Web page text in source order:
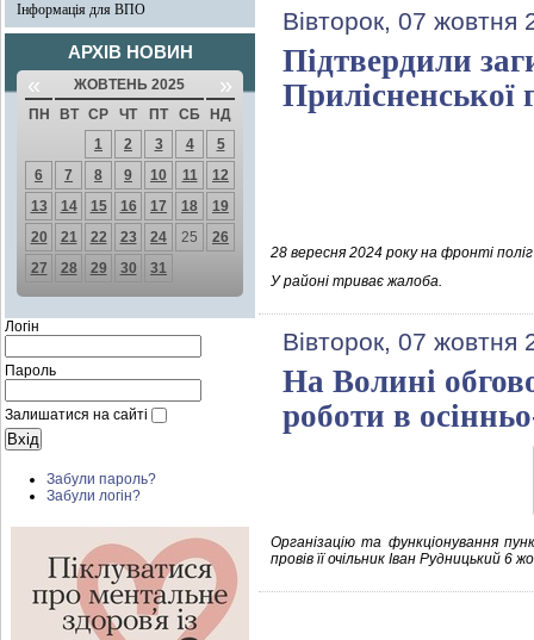
Інформація для ВПО
АРХІВ НОВИН
« ЖОВТЕНЬ 2025 »
ПН ВТ СР ЧТ ПТ СБ
НД
1
2 3 4
5
6
7 8 9 10 11
12
13
14 15 16 17 18
19
20
21 22 23 24 25
26
27
28 29 30 31
Логін
Пароль
Залишатися на сайті
Забули пароль?
Забули логін?
Вівторок, 07 жовтня
Підтвердили
Прилісненської
28 вересня 2024 року на фронті
У районі триває жалоба.
Вівторок, 07 жовтня
На Волині
роботи в
Організацію та функціонування
провів її очільник Іван Рудницький 6